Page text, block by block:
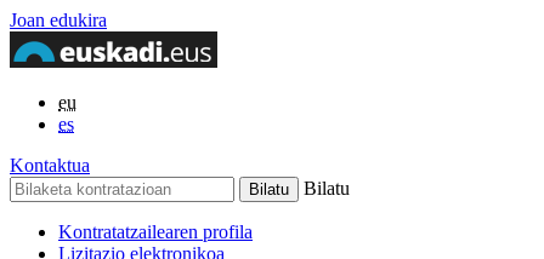
Joan edukira
eu
es
Kontaktua
Bilatu
Kontratatzailearen profila
Lizitazio elektronikoa